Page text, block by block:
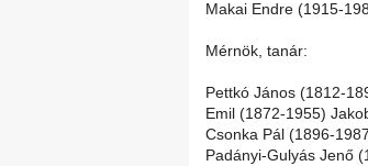
Makai Endre (1915-
Mérnök, tanár:
Pettkó János (1812-
Emil (1872-1955)
Csonka Pál (1896-
Padányi-Gulyás Jenő